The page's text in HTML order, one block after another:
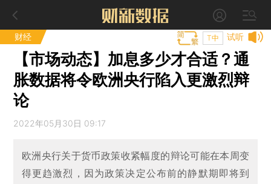
财经 试听
T中
【市场动态】加息多少才合适？通
胀数据将令欧洲央行陷入更激烈辩
论
2022年05月30日 09:17
欧洲央行关于货币政策收紧幅度的辩论可能在本周变
得更趋激烈，因为政策决定公布前的静默期即将到